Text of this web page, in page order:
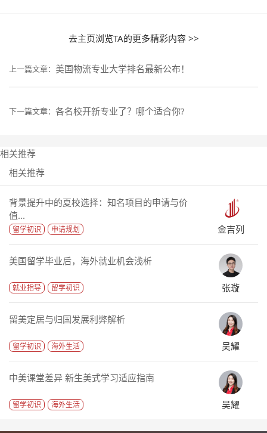
去主页浏览TA的更多精彩内容 >>
上一篇文章： 美国物流专业大学排名最新公布！
下一篇文章： 各名校开新专业了？哪个适合你?
相关推荐
相关推荐
背景提升中的夏校选择：知名项目的申请与价
值...
留学初识 申请规划 金吉列
美国留学毕业后，海外就业机会浅析
就业指导 留学初识 张璇
留美定居与归国发展利弊解析
留学初识 海外生活 吴耀
中美课堂差异 新生美式学习适应指南
留学初识 海外生活 吴耀